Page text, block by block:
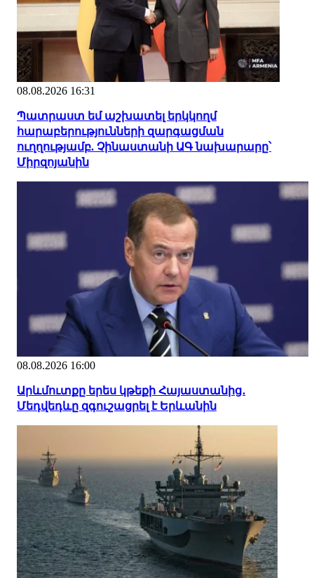
08.08.2026 16:31
Պատրաստ եմ աշխատել երկկողմ
հարաբերությունների զարգացման
ուղղությամբ. Չինաստանի ԱԳ նախարարը՝
Միրզոյանին
08.08.2026 16:00
Արևմուտքը երես կթեքի Հայաստանից․
Մեդվեդևը զգուշացրել է Երևանին